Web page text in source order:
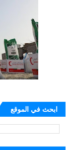
ابحث في الموقع